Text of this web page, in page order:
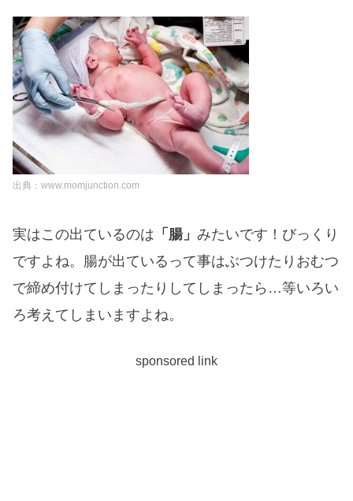
出典：www.momjunction.com
実はこの出ているのは 「腸」みたいです！びっくり
ですよね。腸が出ているって事はぶつけたりおむつ
で締め付けてしまったりしてしまったら…等いろい
ろ考えてしまいますよね。
sponsored link